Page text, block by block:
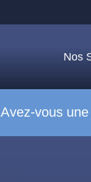
Nos
Avez-vous